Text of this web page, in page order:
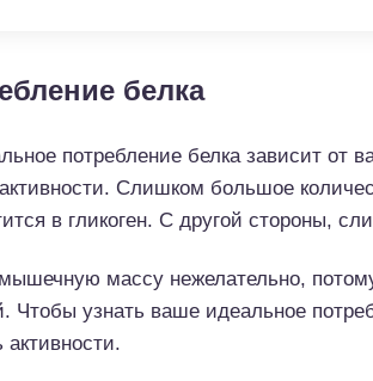
белка
потребление белка зависит от
Слишком большое
в гликоген. С другой стороны,
массу нежелательно,
Чтобы узнать ваше идеальное
активности.